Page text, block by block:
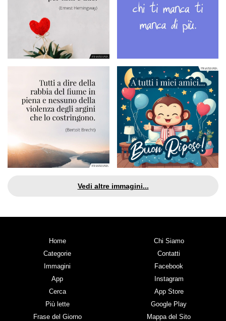
Vedi altre immagini...
Home
Categorie
Immagini
App
Cerca
Più lette
Frase del Giorno
Chi Siamo
Contatti
Facebook
Instagram
App Store
Google Play
Mappa del Sito